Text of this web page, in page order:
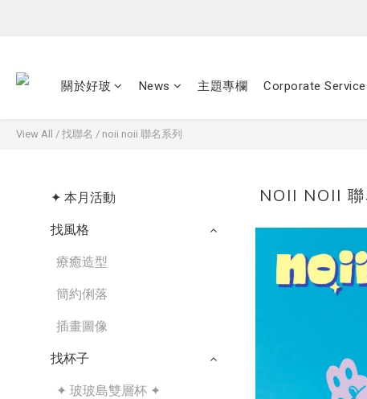
關於好玻 News 主題專欄 Corporate
View All / 找聯名 / noii noii 聯名系列
✦ 本月活動
找風格
療癒造型
簡約俐落
插畫圖像
找杯子
✦ 玻玻島雙層杯 ✦
NOII NOII 聯